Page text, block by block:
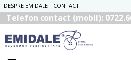
DESPRE EMIDALE CONTACT
Telefon contact (mobil):